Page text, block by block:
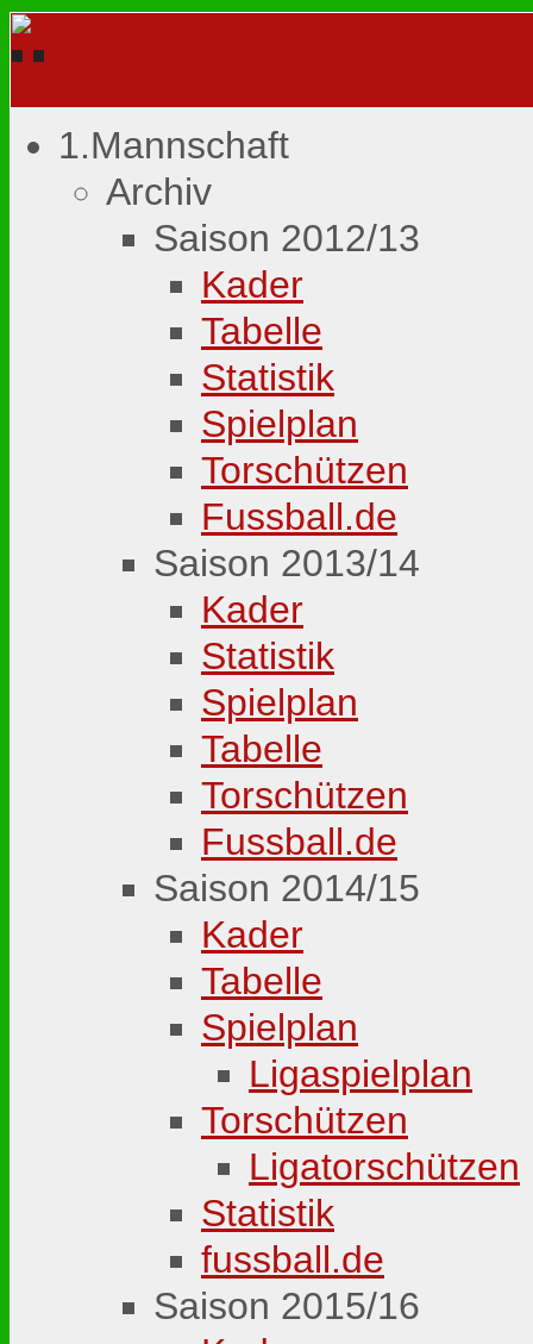
1.Mannschaft
Archiv
Saison 2012/13
Kader
Tabelle
Statistik
Spielplan
Torschützen
Fussball.de
Saison 2013/14
Kader
Statistik
Spielplan
Tabelle
Torschützen
Fussball.de
Saison 2014/15
Kader
Tabelle
Spielplan
Ligaspielplan
Torschützen
Ligatorschützen
Statistik
fussball.de
Saison 2015/16